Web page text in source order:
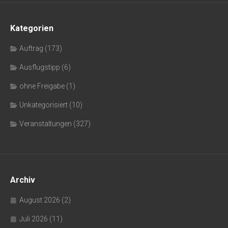
Kategorien
Auftrag (173)
Ausflugstipp (6)
ohne Freigabe (1)
Unkategorisiert (10)
Veranstaltungen (327)
Archiv
August 2026 (2)
Juli 2026 (11)